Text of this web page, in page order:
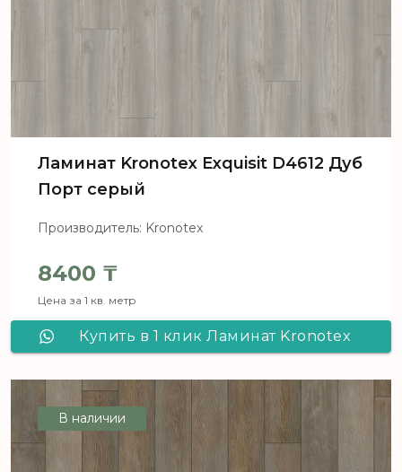
Ламинат Kronotex Exquisit D4612 Дуб
Порт серый
Производитель: Kronotex
8400 ₸
Цена за 1 кв. метр
Купить в 1 клик Ламинат Kronotex
В наличии